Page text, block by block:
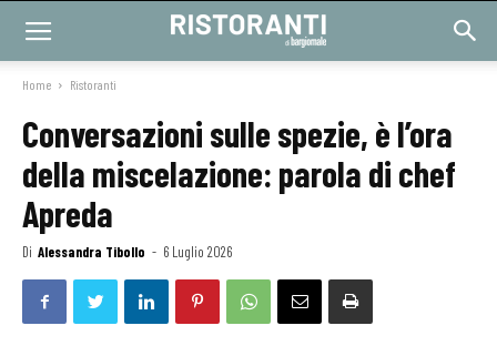
Home Ristoranti
Conversazioni sulle spezie, è l’ora
della miscelazione: parola di chef
Apreda
Di Alessandra Tibollo - 6 Luglio 2026